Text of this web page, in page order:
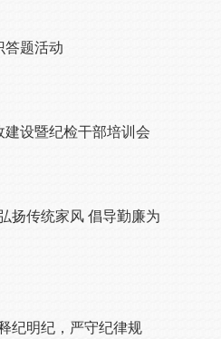
答题活动
设暨纪检干部培训会
扬传统家风 倡导勤廉为
纪明纪，严守纪律规